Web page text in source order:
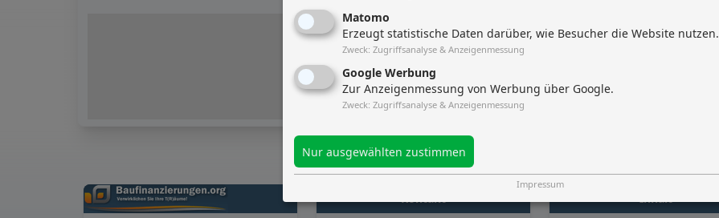
Baufinanzierungen.org
Unverbindlich & kostenlos beraten lassen
0800 - 1000 500
Kontakt Inhalt
Matomo
Erzeugt statistische Daten darüber, wie Besucher die Website nutzen.
Zweck: Zugriffsanalyse & Anzeigenmessung
Google Werbung
Zur Anzeigenmessung von Werbung über Google.
Zweck: Zugriffsanalyse & Anzeigenmessung
Nur ausgewählten zustimmen
Impressum